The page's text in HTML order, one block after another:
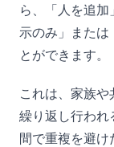
ら、「人を追
示のみ」または
とができます。
これは、家族
繰り返し行われ
間で重複を避け